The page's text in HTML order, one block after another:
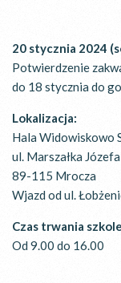
20 stycznia 2024
Potwierdzenie
do 18 stycznia do
Lokalizacja:
Hala Widowiskowo
ul. Marszałka
89-115 Mrocza
Wjazd od ul.
Czas trwania
Od 9.00 do 16.00